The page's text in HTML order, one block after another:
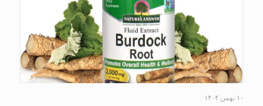
۱۰ بهمن ۱۴۰۴